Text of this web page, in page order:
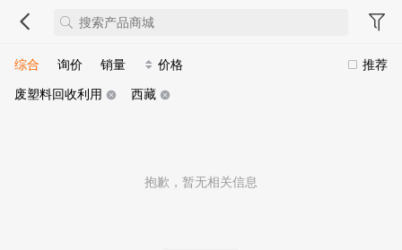
推荐
综合 询价 销量
价格
废塑料回收利用
西藏
抱歉，暂无相关信息